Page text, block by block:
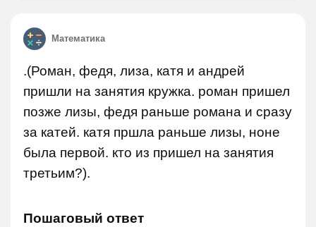
Математика
.(Роман, федя, лиза, катя и андрей
пришли на занятия кружка. роман пришел
позже лизы, федя раньше романа и сразу
за катей. катя пршла раньше лизы, ноне
была первой. кто из пришел на занятия
третьим?).
Пошаговый ответ